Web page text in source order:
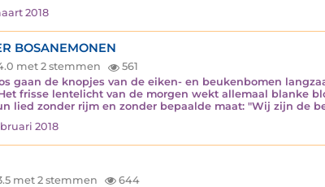
2018
BOSANEMONEN
met 2 stemmen
561
gaan de knopjes van de eiken- en beukenbomen
frisse lentelicht van de morgen wekt allemaal blanke
lied zonder rijm en zonder bepaalde maat: "Wij zijn de
2018
met 2 stemmen
644